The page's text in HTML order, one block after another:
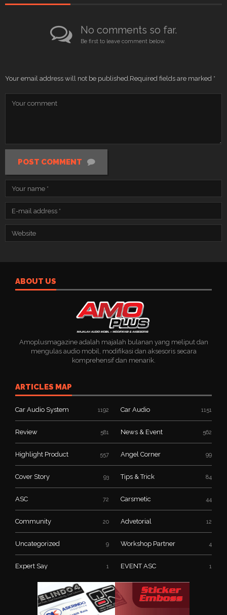
No comments so far.
Be first to leave comment below.
Your email address will not be published.Required fields are marked *
POST COMMENT
ABOUT US
Amoplusmagazine adalah majalah bulanan yang meliput dan
mengulas audio mobil, modifikasi dan aksesoris secara
komprehensif dan menarik.
ARTICLES MAP
Car Audio System 1192 Car Audio 1151
Review 581 News & Event 562
Highlight Product 557 Angel Corner 99
Cover Story 93 Tips & Trick 84
ASC 72 Carsmetic 44
Community 20 Advetorial 12
Uncategorized 9 Workshop Partner 4
Expert Say 1 EVENT ASC 1